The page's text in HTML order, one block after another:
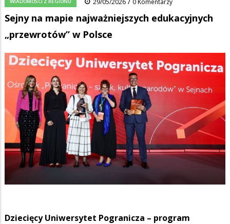
Sejny na mapie najważniejszych edukacyjnych
„przewrotów” w Polsce
Dziecięcy Uniwersytet Pogranicza – program